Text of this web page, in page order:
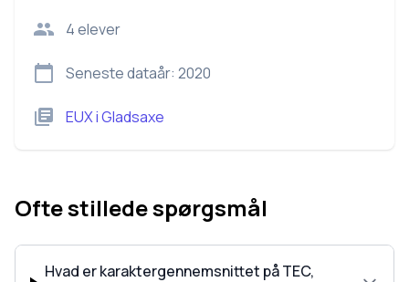
4elever
Seneste dataår: 2020
EUXiGladsaxe
Ofte stillede spørgsmål
Hvad er karaktergennemsnittet på TEC,